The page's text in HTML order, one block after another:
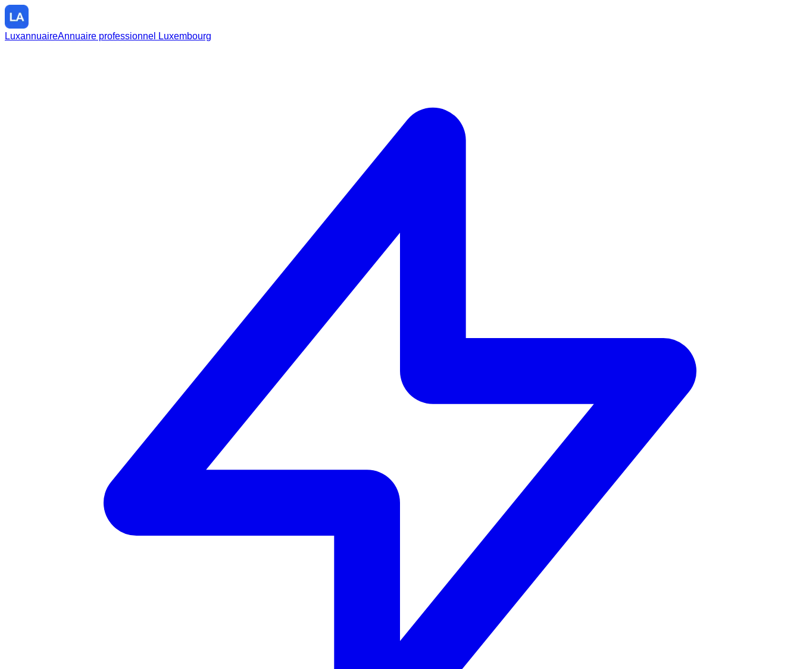
LuxannuaireAnnuaire professionnel Luxembourg